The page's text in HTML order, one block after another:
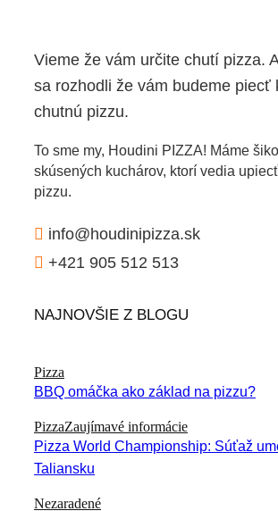
Vieme že vám určite chutí pizza.
sa rozhodli že vám budeme piecť
chutnú pizzu.
To sme my, Houdini PIZZA! Máme
skúsených kuchárov, ktorí vedia
pizzu.
info@houdinipizza.sk
+421 905 512 513
NAJNOVŠIE Z BLOGU
Pizza
BBQ omáčka ako základ na pizzu?
PizzaZaujímavé informácie
Pizza World Championship: Súťaž
Taliansku
Nezaradené